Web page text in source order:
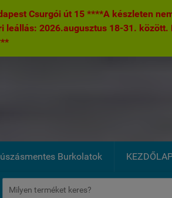
Csurgói út 15 ****A készleten
leállás: 2026.augusztus 18-31.
Burkolatok